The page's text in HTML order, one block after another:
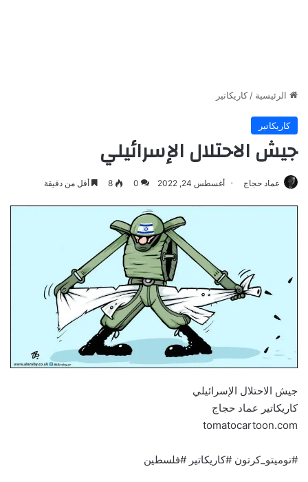
الرئيسية / كاريكاتير
كاريكاتير
جيش الاحتلال الإسرائيلي
عماد حجاج أغسطس 24, 2022 0
8 أقل من دقيقة
جيش الاحتلال الإسرائيلي
كاريكاتير عماد حجاج
tomatocartoon.com
#توميتو_كرتون #كاريكاتير #فلسطين